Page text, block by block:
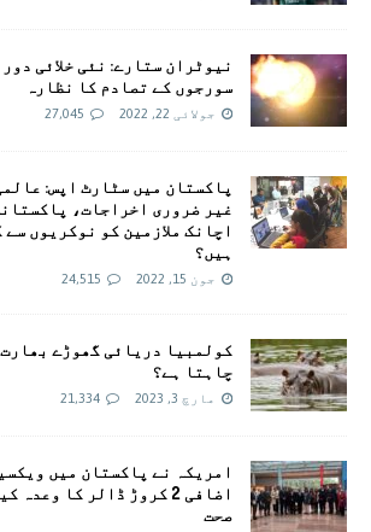
نیوٹران ستارے: نئی خلائی
سورجوں کے تصادم کا نظارہ
جولائی 22, 2022 27,045
پاکستان میں سٹارٹ اپس:
غیر ضروری اخراجات،
اچانک ملازمین کو نوکریوں
ہیں؟
جون 15, 2022 24,515
کولمبیا دریائی گھوڑے
چاہتا ہے؟
مارچ 3, 2023 21,334
امريکہ نے پاکستان میں
اضافی 2 کروڑ ڈالر کا
صحت